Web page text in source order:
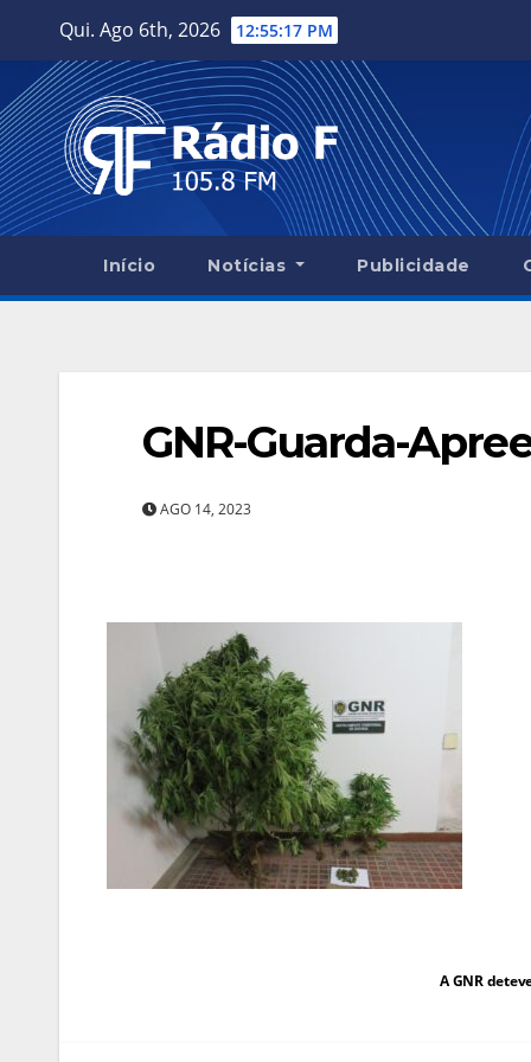
content
Qui. Ago 6th, 2026 12:55:18 PM
Início Notícias Publicidade
GNR-Guarda-
AGO 14, 2023
A GNR